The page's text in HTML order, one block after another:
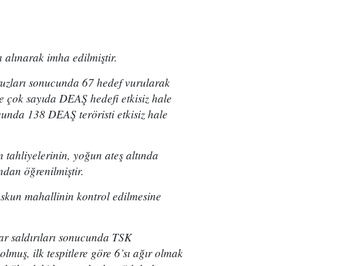
imha edilmiştir.
sonucunda 67 hedef vurularak
çok sayıda DEAŞ hedefi etkisiz hale
138 DEAŞ teröristi etkisiz hale
tahliyelerinin, yoğun ateş altında
öğrenilmiştir.
mahallinin kontrol edilmesine
saldırıları sonucunda TSK
ilk tespitlere göre 6’sı ağır olmak